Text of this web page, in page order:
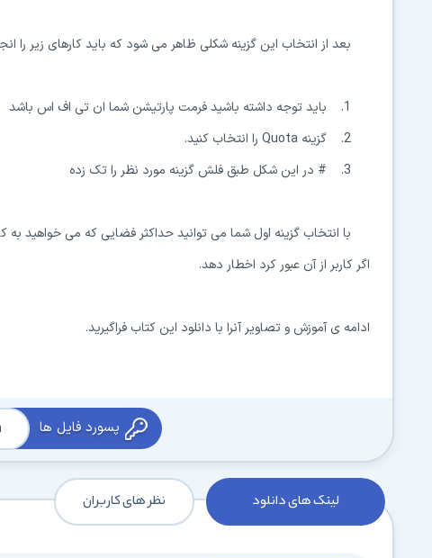
بعد از انتخاب این گزینه شکلی ظاهر می شود که باید کارهای زیر را
1. باید توجه داشته باشید فرمت پارتیشن شما ان تی اف اس باشد
2. گزینه Quota را انتخاب کنید.
3. # در این شکل طبق فلش گزینه مورد نظر را تک زده
با انتخاب گزینه اول شما می توانید حداکثر فضایی که می خواهید به
اگر کاربر از آن عبور کرد اخطار دهد.
ادامه ی آموزش و تصاویر آنرا با دانلود این کتاب فراگیرید.
پسورد فایل ها
لینک های دانلود نظر های کاربران